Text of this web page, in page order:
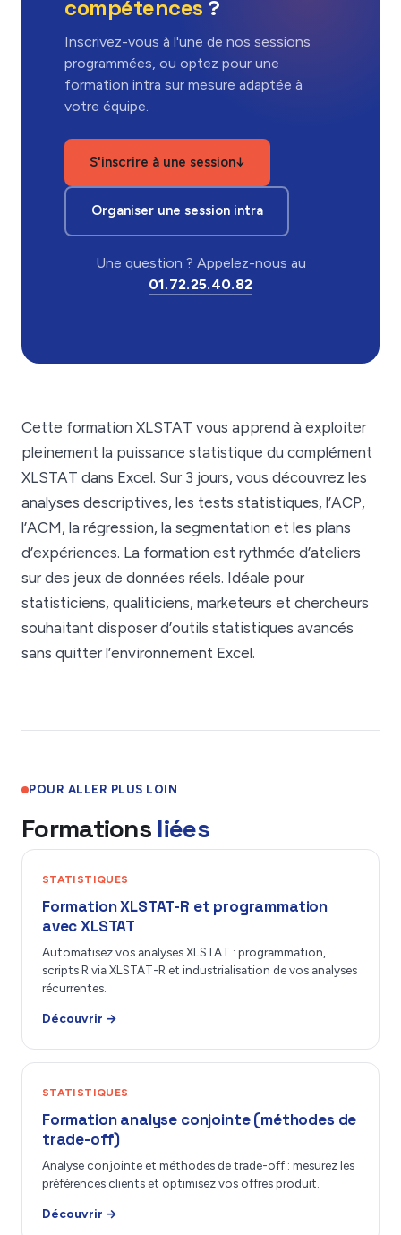
compétences ?
Inscrivez-vous à l'une de nos sessions
programmées, ou optez pour une
formation intra sur mesure adaptée à
votre équipe.
S'inscrire à une session↓
Organiser une session intra
Une question ? Appelez-nous au
01.72.25.40.82
Cette formation XLSTAT vous apprend à exploiter
pleinement la puissance statistique du complément
XLSTAT dans Excel. Sur 3 jours, vous découvrez les
analyses descriptives, les tests statistiques, l’ACP,
l’ACM, la régression, la segmentation et les plans
d’expériences. La formation est rythmée d’ateliers
sur des jeux de données réels. Idéale pour
statisticiens, qualiticiens, marketeurs et chercheurs
souhaitant disposer d’outils statistiques avancés
sans quitter l’environnement Excel.
POUR ALLER PLUS LOIN
Formations liées
STATISTIQUES
Formation XLSTAT-R et programmation
avec XLSTAT
Automatisez vos analyses XLSTAT : programmation,
scripts R via XLSTAT-R et industrialisation de vos analyses
récurrentes.
Découvrir →
STATISTIQUES
Formation analyse conjointe (méthodes de
trade-off)
Analyse conjointe et méthodes de trade-off : mesurez les
préférences clients et optimisez vos offres produit.
Découvrir →